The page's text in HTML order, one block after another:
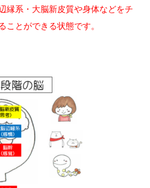
縁系・大脳新皮質や身体などをチ
ことができる状態です。